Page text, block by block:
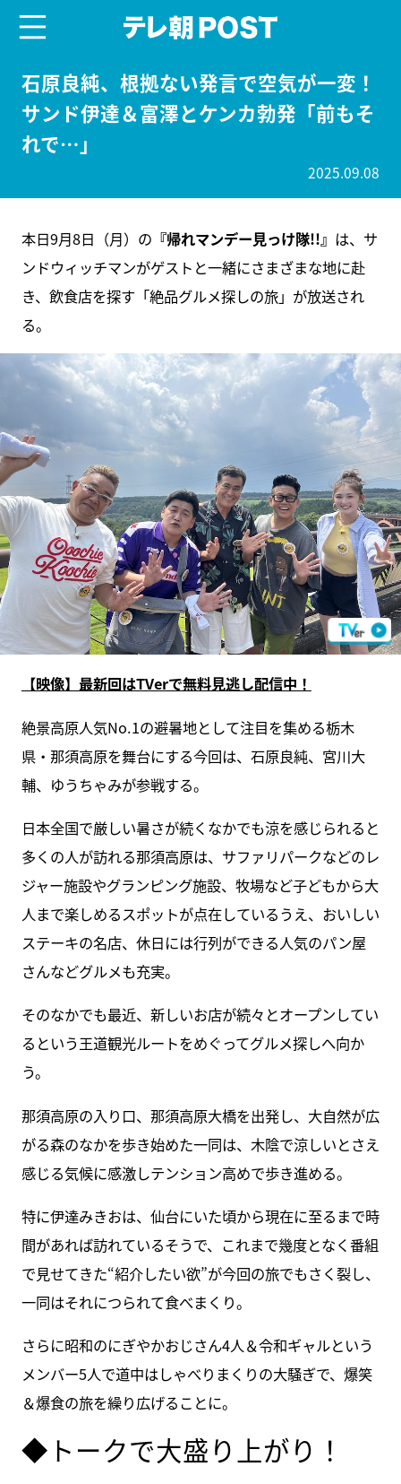
石原良純、根拠ない発言で空気が一変！
サンド伊達＆富澤とケンカ勃発「前もそ
れで…」
2025.09.08
本日9月8日（月）の 『帰れマンデー見っけ隊!!』 は、サ
ンドウィッチマンがゲストと一緒にさまざまな地に赴
き、飲食店を探す「絶品グルメ探しの旅」が放送され
る。
【映像】最新回はTVerで無料見逃し配信中！
絶景高原人気No.1の避暑地として注目を集める栃木
県・那須高原を舞台にする今回は、石原良純、宮川大
輔、ゆうちゃみが参戦する。
日本全国で厳しい暑さが続くなかでも涼を感じられると
多くの人が訪れる那須高原は、サファリパークなどのレ
ジャー施設やグランピング施設、牧場など子どもから大
人まで楽しめるスポットが点在しているうえ、おいしい
ステーキの名店、休日には行列ができる人気のパン屋
さんなどグルメも充実。
そのなかでも最近、新しいお店が続々とオープンしてい
るという王道観光ルートをめぐってグルメ探しへ向か
う。
那須高原の入り口、那須高原大橋を出発し、大自然が広
がる森のなかを歩き始めた一同は、木陰で涼しいとさえ
感じる気候に感激しテンション高めで歩き進める。
特に伊達みきおは、仙台にいた頃から現在に至るまで時
間があれば訪れているそうで、これまで幾度となく番組
で見せてきた“紹介したい欲”が今回の旅でもさく裂し、
一同はそれにつられて食べまくり。
さらに昭和のにぎやかおじさん4人＆令和ギャルという
メンバー5人で道中はしゃべりまくりの大騒ぎで、爆笑
＆爆食の旅を繰り広げることに。
◆トークで大盛り上がり！